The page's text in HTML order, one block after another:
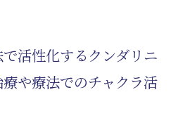
の声
啓気功治療や療法)の開始か
果
活性化するクンダリニ
や療法でのチャクラ活